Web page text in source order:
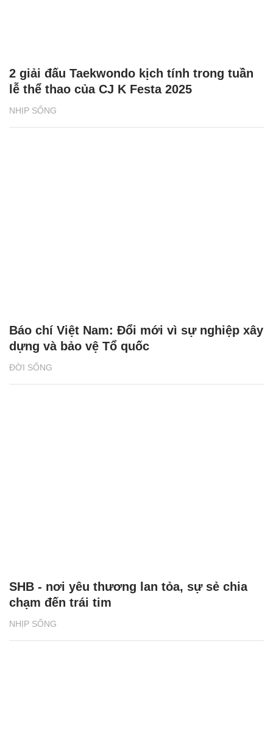
NHỊP SỐNG
2 giải đấu Taekwondo kịch tính trong tuần
lễ thể thao của CJ K Festa 2025
ĐỜI SỐNG
Báo chí Việt Nam: Đổi mới vì sự nghiệp xây
dựng và bảo vệ Tổ quốc
NHỊP SỐNG
SHB - nơi yêu thương lan tỏa, sự sẻ chia
chạm đến trái tim